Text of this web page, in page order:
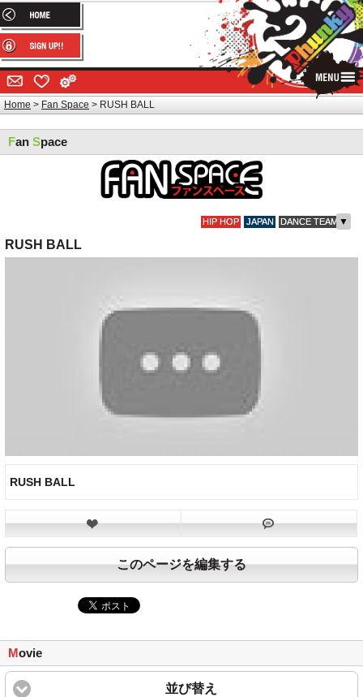
Home Fan Space RUSH BALL
Fan Space
HIP HOP JAPAN DANCE TEAM ▼
RUSH BALL
RUSH BALL
このページを編集する
Movie
並び替え